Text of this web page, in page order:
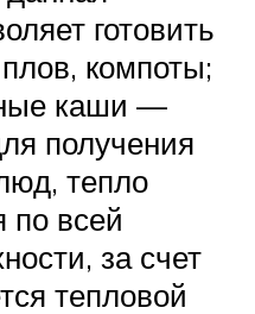
готовить
компоты;
каши —
получения
тепло
по всей
за счет
тепловой